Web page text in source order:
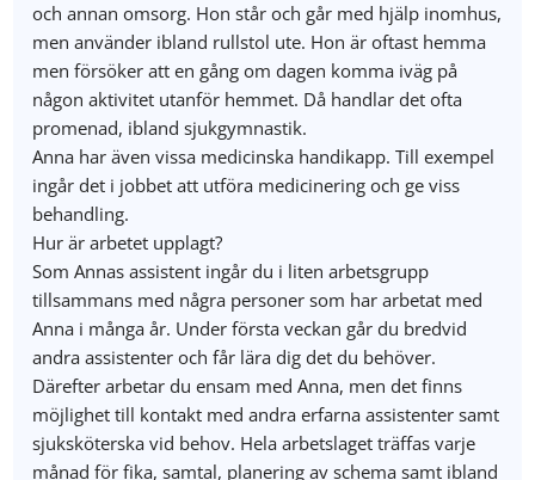
och annan omsorg. Hon står och går med hjälp inomhus,
men använder ibland rullstol ute. Hon är oftast hemma
men försöker att en gång om dagen komma iväg på
någon aktivitet utanför hemmet. Då handlar det ofta
promenad, ibland sjukgymnastik.
Anna har även vissa medicinska handikapp. Till exempel
ingår det i jobbet att utföra medicinering och ge viss
behandling.
Hur är arbetet upplagt?
Som Annas assistent ingår du i liten arbetsgrupp
tillsammans med några personer som har arbetat med
Anna i många år. Under första veckan går du bredvid
andra assistenter och får lära dig det du behöver.
Därefter arbetar du ensam med Anna, men det finns
möjlighet till kontakt med andra erfarna assistenter samt
sjuksköterska vid behov. Hela arbetslaget träffas varje
månad för fika, samtal, planering av schema samt ibland